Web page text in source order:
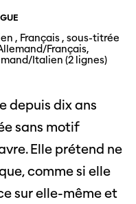
, Français , sous-titrée
Français,
Italien (2 lignes)
depuis dix ans
sans motif
Elle prétend ne
comme si elle
sur elle-même et